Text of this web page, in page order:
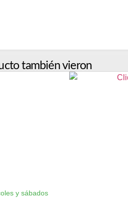
también vieron
y sábados